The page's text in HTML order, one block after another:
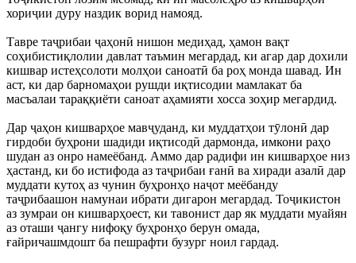
хориҷии дуру наздик ворид намояд.
Тавре таҷрибаи ҷаҳонӣ нишон медиҳад, ҳамон вақт
соҳибистиқлолии давлат таъмин мегардад, ки агар дар дохили
кишвар истеҳсолоти молҳои саноатӣ ба роҳ монда шавад. Ин
аст, ки дар барномаҳои рушди иқтисодии мамлакат ба
масъалаи тараққиёти саноат аҳамияти хосса зоҳир мегардид.
Дар ҷаҳон кишварҳое мавҷуданд, ки муддатҳои тӯлонӣ дар
гирдоби буҳрони шадиди иқтисодӣ дармонда, имкони раҳо
шудан аз онро намеёбанд. Аммо дар радифи ин кишварҳое низ
ҳастанд, ки бо истифода аз таҷрибаи ғанӣ ва хиради азалӣ дар
муддати кутоҳ аз чунин буҳронҳо наҷот меёбанду
таҷрибаашон намунаи ибрати дигарон мегардад. Тоҷикистон
аз зумраи он кишварҳоест, ки тавонист дар як муддати муайян
аз оташи ҷангу нифоқу буҳронҳо берун омада,
ғайричашмдошт ба пешрафти бузург ноил гардад.